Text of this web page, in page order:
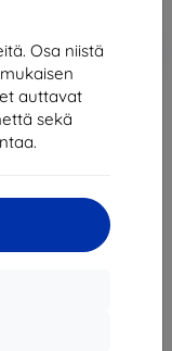
Osa niistä
auttavat
sekä
ostoskoriin